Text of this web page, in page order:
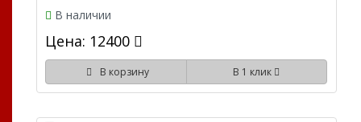
В наличии
Цена: 12400
В корзину В 1 клик